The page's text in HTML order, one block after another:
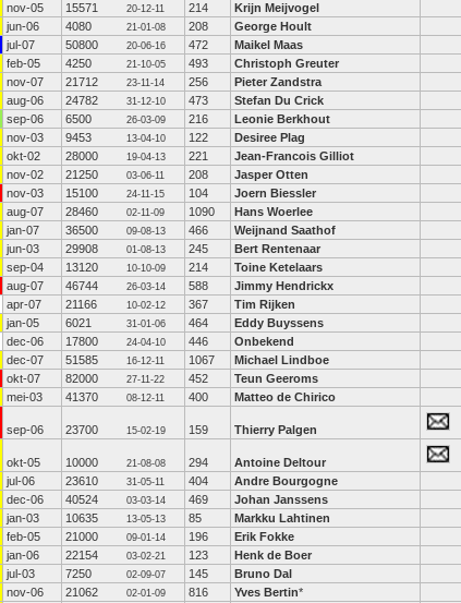
nov-05 15571 20-12-11 214 Krijn Meijvogel
jun-06 4080 21-01-08 208 George Hoult
jul-07 50800 20-06-16 472
Maikel Maas
feb-05 4250 21-10-05 493 Christoph Greuter
nov-07 21712 23-11-14 256 Pieter Zandstra
aug-06 24782 31-12-10 473 Stefan Du Crick
sep-06 6500 26-03-09 216 Leonie Berkhout
nov-03 9453 13-04-10 122 Desiree Plag
okt-02 28000 19-04-13 221 Jean-Francois Gilliot
nov-02 21250 03-06-11 208 Jasper Otten
nov-03 15100 24-11-15 104 Joern Biessler
aug-07 28460 02-11-09 1090 Hans Woerlee
jan-07 36500 09-08-13 466 Weijnand Saathof
jun-03 29908 01-08-13 245 Bert Rentenaar
sep-04 13120 10-10-09 214 Toine Ketelaars
aug-07 46744 26-03-14 588 Jimmy Hendrickx
apr-07 21166 10-02-12 367 Tim Rijken
jan-05 6021 31-01-06 464 Eddy Buyssens
dec-06 17800 24-04-10 446
Onbekend
dec-07 51585 16-12-11 1067 Michael Lindboe
okt-07 82000 27-11-22 452 Teun Geeroms
mei-03 41370 08-12-11 400 Matteo de Chirico
sep-06 23700 15-02-19 159 Thierry Palgen
okt-05 10000 21-08-08 294 Antoine Deltour
jul-06 23610 31-05-11 404 Andre Bourgogne
dec-06 40524 03-03-14 469 Johan Janssens
jan-03 10635 13-05-13 85 Markku Lahtinen
feb-05 21000 09-01-14 196 Erik Fokke
jan-06 22154 03-02-21 123 Henk de Boer
jul-03 7250 02-09-07 145 Bruno Dal
nov-06 21062 02-01-09 816 Yves Bertin*